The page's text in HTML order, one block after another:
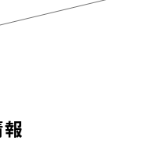
報